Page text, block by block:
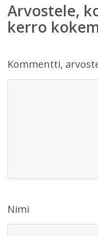
Arvostele,
kerro
Kommentti,
Nimi